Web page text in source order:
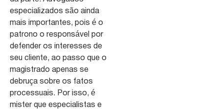
especializados são ainda
mais importantes, pois é o
patrono o responsável por
defender os interesses de
seu cliente, ao passo que o
magistrado apenas se
debruça sobre os fatos
processuais. Por isso, é
mister que especialistas e